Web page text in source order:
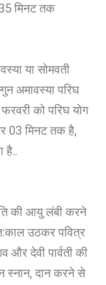
मिनट तक
या सोमवती
अमावस्या परिघ
को परिघ योग
03 मिनट तक है,
है..
की आयु लंबी करने
उठकर पवित्र
और देवी पार्वती की
स्नान, दान करने से